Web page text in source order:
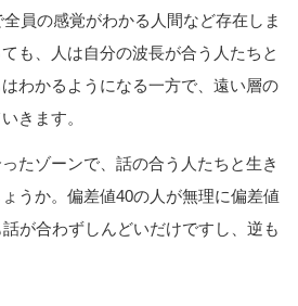
員の感覚がわかる人間など存在しま
も、人は自分の波長が合う人たちと
わかるようになる一方で、遠い層の
きます。
たゾーンで、話の合う人たちと生き
うか。偏差値40の人が無理に偏差値
が合わずしんどいだけですし、逆も